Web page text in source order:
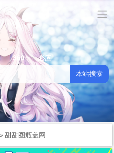
360
必应
本站搜索
» 甜甜圈瓶盖网